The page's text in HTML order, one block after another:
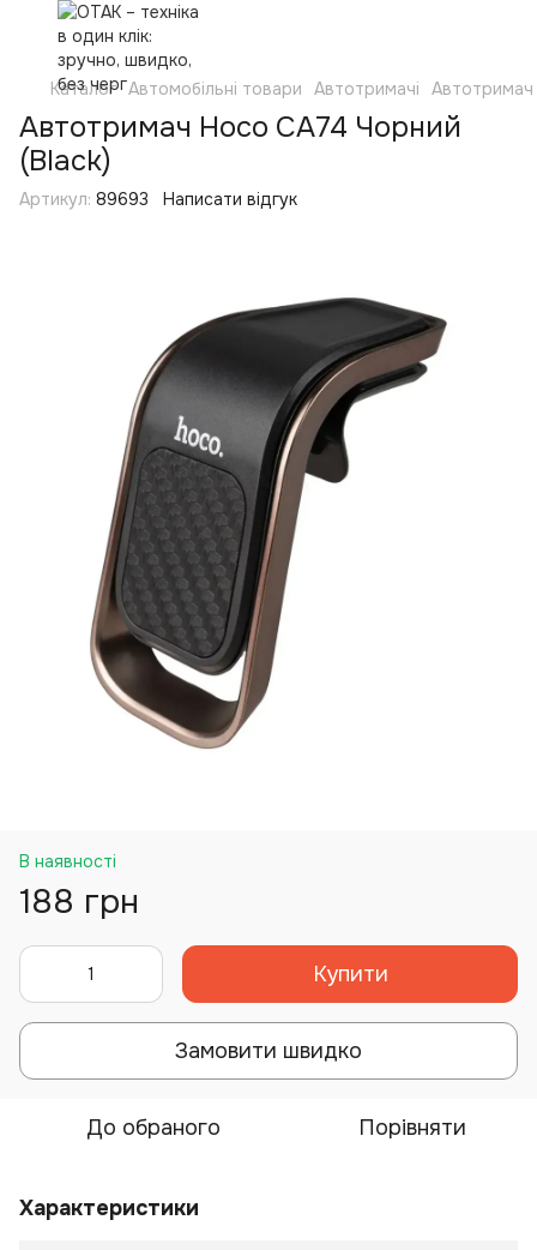
Каталог Автомобільні товари Автотримачі Автотримач
Автотримач Hoco CA74 Чорний
(Black)
Артикул: 89693 Написати відгук
В наявності
188 грн
Купити
Замовити швидко
До обраного Порівняти
Характеристики